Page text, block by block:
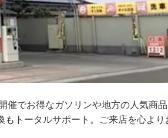
でお得なガソリンや地方の人気商
トータルサポート。ご来店を心より